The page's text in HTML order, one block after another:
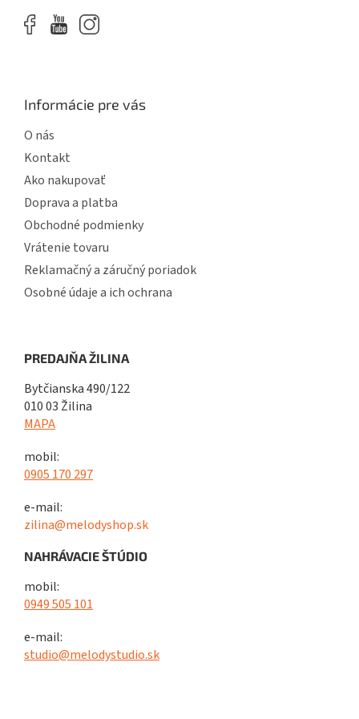
Informácie pre vás
O nás
Kontakt
Ako nakupovať
Doprava a platba
Obchodné podmienky
Vrátenie tovaru
Reklamačný a záručný poriadok
Osobné údaje a ich ochrana
PREDAJŇA ŽILINA
Bytčianska 490/122
010 03 Žilina
MAPA
mobil:
0905 170 297
e-mail:
zilina@melodyshop.sk
NAHRÁVACIE ŠTÚDIO
mobil:
0949 505 101
e-mail:
studio@melodystudio.sk